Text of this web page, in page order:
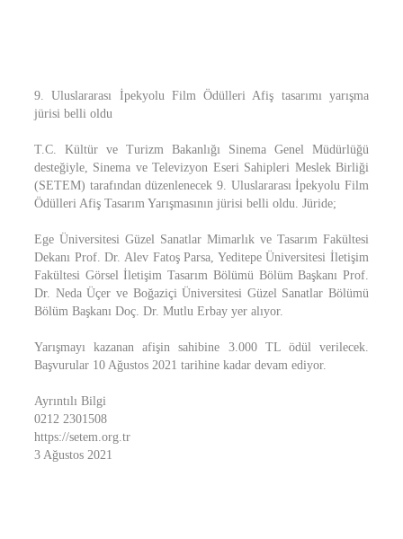
9. Uluslararası İpekyolu Film Ödülleri Afiş tasarımı yarışma
jürisi belli oldu
T.C. Kültür ve Turizm Bakanlığı Sinema Genel Müdürlüğü
desteğiyle, Sinema ve Televizyon Eseri Sahipleri Meslek Birliği
(SETEM) tarafından düzenlenecek 9. Uluslararası İpekyolu Film
Ödülleri Afiş Tasarım Yarışmasının jürisi belli oldu. Jüride;
Ege Üniversitesi Güzel Sanatlar Mimarlık ve Tasarım Fakültesi
Dekanı Prof. Dr. Alev Fatoş Parsa, Yeditepe Üniversitesi İletişim
Fakültesi Görsel İletişim Tasarım Bölümü Bölüm Başkanı Prof.
Dr. Neda Üçer ve Boğaziçi Üniversitesi Güzel Sanatlar Bölümü
Bölüm Başkanı Doç. Dr. Mutlu Erbay yer alıyor.
Yarışmayı kazanan afişin sahibine 3.000 TL ödül verilecek.
Başvurular 10 Ağustos 2021 tarihine kadar devam ediyor.
Ayrıntılı Bilgi
0212 2301508
https://setem.org.tr
3 Ağustos 2021